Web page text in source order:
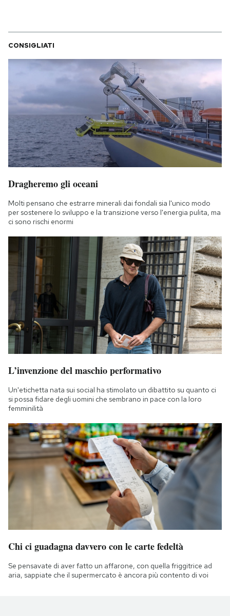
CONSIGLIATI
Dragheremo gli oceani
Molti pensano che estrarre minerali dai fondali sia l'unico modo
per sostenere lo sviluppo e la transizione verso l'energia pulita, ma
ci sono rischi enormi
L’invenzione del maschio performativo
Un'etichetta nata sui social ha stimolato un dibattito su quanto ci
si possa fidare degli uomini che sembrano in pace con la loro
femminilità
Chi ci guadagna davvero con le carte fedeltà
Se pensavate di aver fatto un affarone, con quella friggitrice ad
aria, sappiate che il supermercato è ancora più contento di voi